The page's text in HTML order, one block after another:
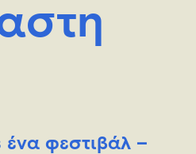
ένα φεστιβάλ –